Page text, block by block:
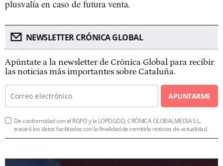
plusvalía en caso de futura venta.
NEWSLETTER CRÓNICA GLOBAL
Apúntate a la newsletter de Crónica Global para recibir
las noticias más importantes sobre Cataluña.
APUNTARME
De conformidad con el RGPD y la LOPDGDD, CRÓNICA GLOBALMEDIA S.L.
tratará los datos facilitados con la finalidad de remitirle noticias de actualidad.